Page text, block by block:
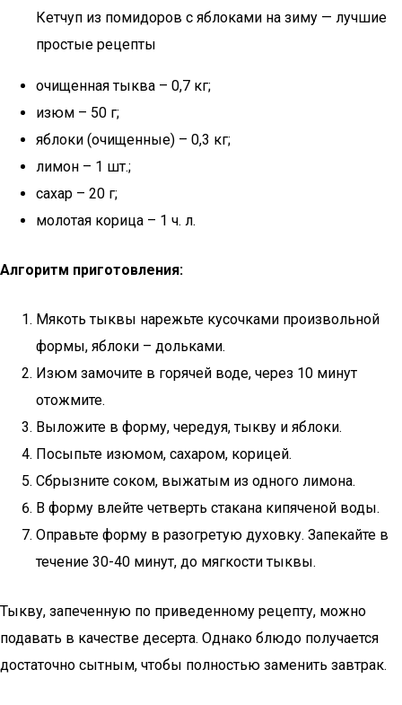
Кетчуп из помидоров с яблоками на зиму — лучшие
простые рецепты
очищенная тыква – 0,7 кг;
изюм – 50 г;
яблоки (очищенные) – 0,3 кг;
лимон – 1 шт.;
сахар – 20 г;
молотая корица – 1 ч. л.
Алгоритм приготовления:
Мякоть тыквы нарежьте кусочками произвольной
формы, яблоки – дольками.
Изюм замочите в горячей воде, через 10 минут
отожмите.
Выложите в форму, чередуя, тыкву и яблоки.
Посыпьте изюмом, сахаром, корицей.
Сбрызните соком, выжатым из одного лимона.
В форму влейте четверть стакана кипяченой воды.
Оправьте форму в разогретую духовку. Запекайте в
течение 30-40 минут, до мягкости тыквы.
Тыкву, запеченную по приведенному рецепту, можно
подавать в качестве десерта. Однако блюдо получается
достаточно сытным, чтобы полностью заменить завтрак.